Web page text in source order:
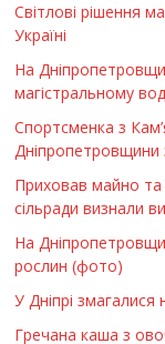
Світлові рішення
Україні
На
магістральному
Спортсменка з
Дніпропетровщини
Приховав майно та
сільради визнали
На
рослин (фото)
У Дніпрі
Гречана каша з